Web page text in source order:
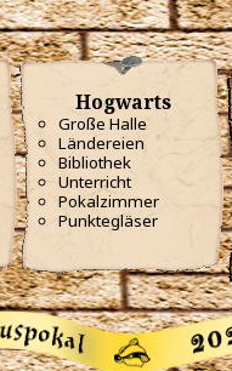
Hogwarts
Große Halle
Ländereien
Bibliothek
Unterricht
Pokalzimmer
Punktegläser